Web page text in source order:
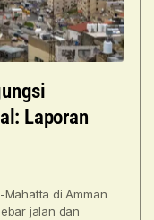
Laporan
di Amman
jalan dan